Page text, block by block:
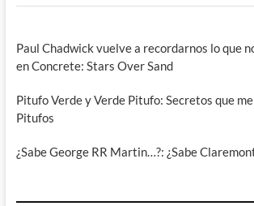
Paul Chadwick vuelve a recordarnos lo que
en Concrete: Stars Over Sand
Pitufo Verde y Verde Pitufo: Secretos que
Pitufos
¿Sabe George RR Martin…?: ¿Sabe